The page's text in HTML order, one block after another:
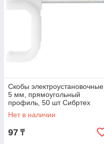
Скобы электроустановочные,
5 мм, прямоугольный
профиль, 50 шт Сибртех
Нет в наличии
97 ₸